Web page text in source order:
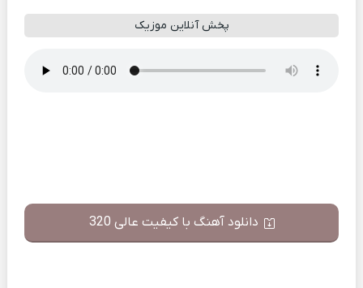
پخش آنلاین موزیک
دانلود آهنگ با کیفیت عالی 320